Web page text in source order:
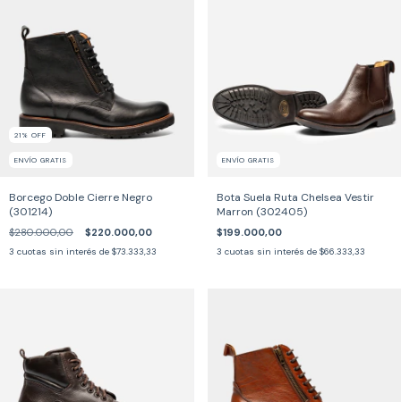
21 % OFF
ENVÍO GRATIS
Borcego Doble Cierre Negro
(301214)
$280.000,00 $220.000,00
3 cuotas sin interés de $73.333,33
ENVÍO GRATIS
Bota Suela Ruta Chelsea Vestir
Marron (302405)
$199.000,00
3 cuotas sin interés de $66.333,33